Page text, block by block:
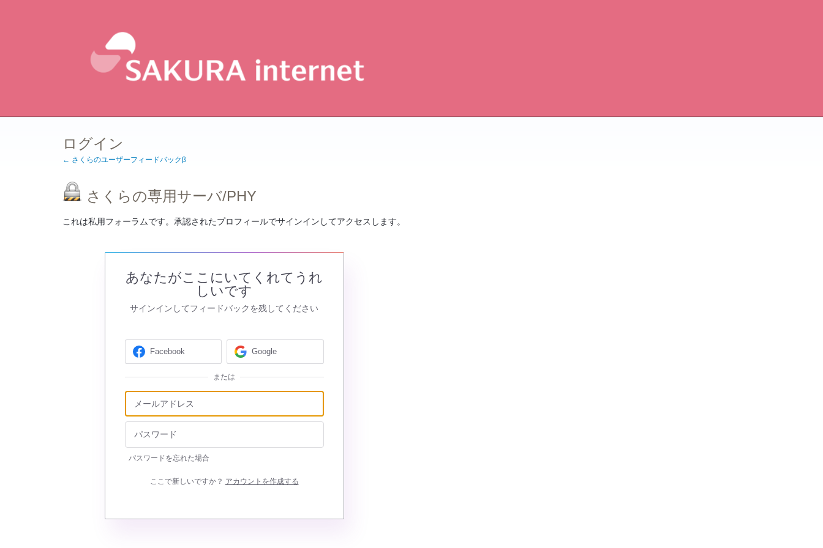
ログイン
← さくらのユーザーフィードバックβ
さくらの専用サーバ/PHY
これは私用フォーラムです。承認されたプロフィールでサインインしてアクセスします。
あなたがここにいてくれてうれ
しいです
サインインしてフィードバックを残してください
Facebook Google
または
パスワードを忘れた場合
ここで新しいですか？ アカウントを作成する